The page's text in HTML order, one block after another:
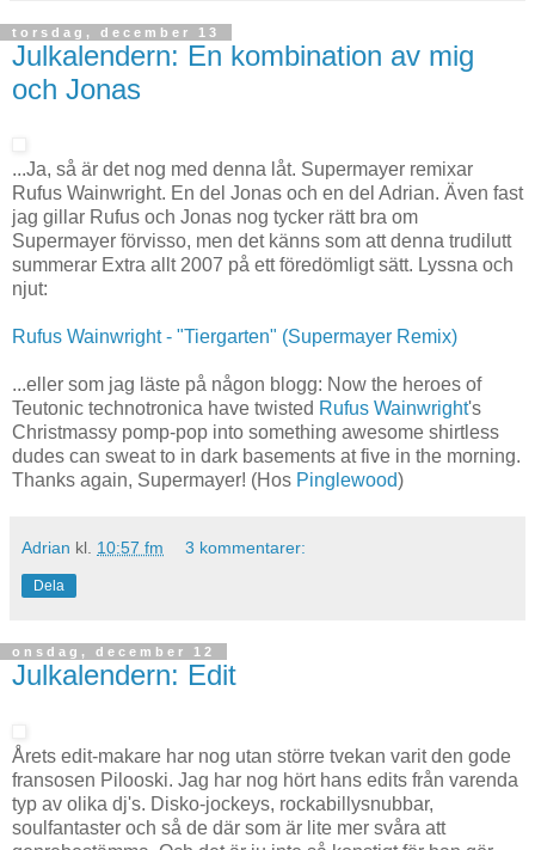
torsdag, december 13
Julkalendern: En kombination av mig
och Jonas
...Ja, så är det nog med denna låt. Supermayer remixar
Rufus Wainwright. En del Jonas och en del Adrian. Även fast
jag gillar Rufus och Jonas nog tycker rätt bra om
Supermayer förvisso, men det känns som att denna trudilutt
summerar Extra allt 2007 på ett föredömligt sätt. Lyssna och
njut:
Rufus Wainwright - "Tiergarten" (Supermayer Remix)
...eller som jag läste på någon blogg: Now the heroes of
Teutonic technotronica have twisted Rufus Wainwright's
Christmassy pomp-pop into something awesome shirtless
dudes can sweat to in dark basements at five in the morning.
Thanks again, Supermayer! (Hos Pinglewood)
Adrian kl. 10:57 fm 3 kommentarer:
Dela
onsdag, december 12
Julkalendern: Edit
Årets edit-makare har nog utan större tvekan varit den gode
fransosen Pilooski. Jag har nog hört hans edits från varenda
typ av olika dj's. Disko-jockeys, rockabillysnubbar,
soulfantaster och så de där som är lite mer svåra att